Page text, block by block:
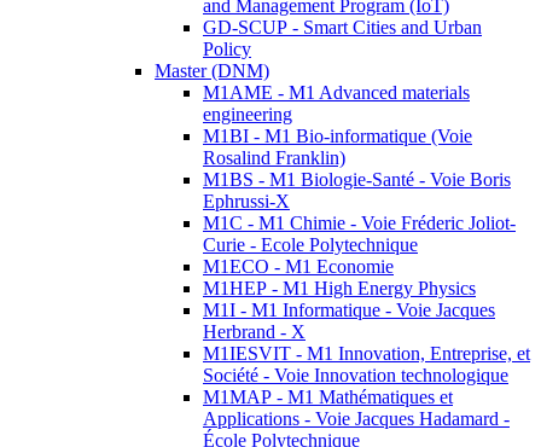
and Management Program (IoT)
GD-SCUP - Smart Cities and Urban
Policy
Master (DNM)
M1AME - M1 Advanced materials
engineering
M1BI - M1 Bio-informatique (Voie
Rosalind Franklin)
M1BS - M1 Biologie-Santé - Voie Boris
Ephrussi-X
M1C - M1 Chimie - Voie Fréderic Joliot-
Curie - Ecole Polytechnique
M1ECO - M1 Economie
M1HEP - M1 High Energy Physics
M1I - M1 Informatique - Voie Jacques
Herbrand - X
M1IESVIT - M1 Innovation, Entreprise, et
Société - Voie Innovation technologique
M1MAP - M1 Mathématiques et
Applications - Voie Jacques Hadamard -
École Polytechnique